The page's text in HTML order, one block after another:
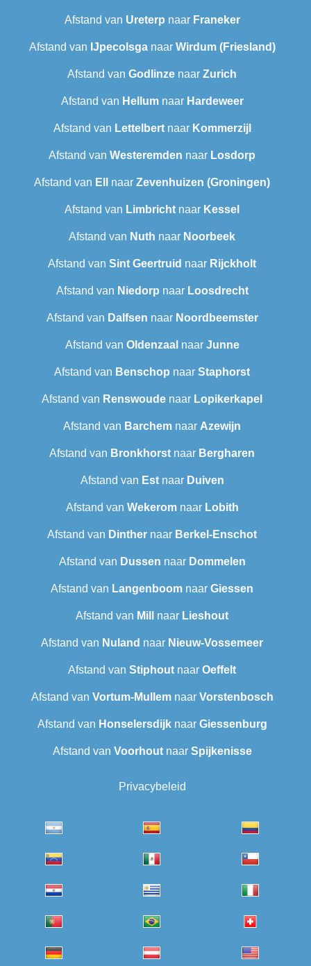
Afstand van Ureterp naar Franeker
Afstand van IJpecolsganaar Wirdum (Friesland)
Afstand van Godlinze naar Zurich
Afstand van Hellumnaar Hardeweer
Afstand van Lettelbertnaar Kommerzijl
Afstand van Westeremden naar Losdorp
Afstand van Ell naar Zevenhuizen (Groningen)
Afstand van Limbricht naar Kessel
Afstand van Nuth naar Noorbeek
Afstand van Sint Geertruid naar Rijckholt
Afstand van Niedorp naar Loosdrecht
Afstand van Dalfsen naar Noordbeemster
Afstand van Oldenzaal naar Junne
Afstand van Benschop naar Staphorst
Afstand van Renswoude naar Lopikerkapel
Afstand van Barchem naar Azewijn
Afstand van Bronkhorst naar Bergharen
Afstand van Estnaar Duiven
Afstand van Wekeromnaar Lobith
Afstand van Dinther naar Berkel-Enschot
Afstand van Dussen naar Dommelen
Afstand van Langenboom naar Giessen
Afstand van Mill naar Lieshout
Afstand van Nuland naar Nieuw-Vossemeer
Afstand van Stiphout naar Oeffelt
Afstand van Vortum-Mullemnaar Vorstenbosch
Afstand van Honselersdijknaar Giessenburg
Afstand van Voorhoutnaar Spijkenisse
Privacybeleid